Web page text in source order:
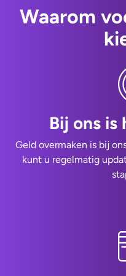
Waarom
Bij ons is
Geld overmaken is bij
kunt u regelmatig